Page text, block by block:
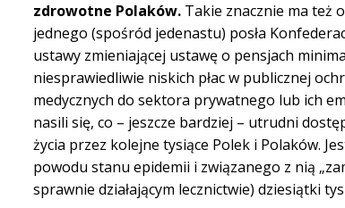
zdrowotne Polaków. Takie znacznie ma też
jednego (spośród jedenastu) posła
ustawy zmieniającej ustawę o pensjach
niesprawiedliwie niskich płac w publicznej
medycznych do sektora prywatnego lub ich
nasili się, co – jeszcze bardziej – utrudni
życia przez kolejne tysiące Polek i Polaków.
powodu stanu epidemii i związanego z nią
sprawnie działającym lecznictwie) dziesiątki